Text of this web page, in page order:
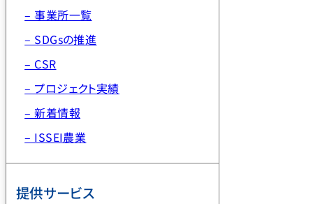
– 事業所一覧
– SDGsの推進
– CSR
– プロジェクト実績
– 新着情報
– ISSEI農業
提供サービス